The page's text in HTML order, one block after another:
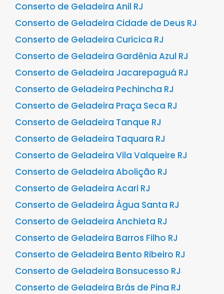
Conserto de Geladeira Anil RJ
Conserto de Geladeira Cidade de Deus RJ
Conserto de Geladeira Curicica RJ
Conserto de Geladeira Gardênia Azul RJ
Conserto de Geladeira Jacarepaguá RJ
Conserto de Geladeira Pechincha RJ
Conserto de Geladeira Praça Seca RJ
Conserto de Geladeira Tanque RJ
Conserto de Geladeira Taquara RJ
Conserto de Geladeira Vila Valqueire RJ
Conserto de Geladeira Abolição RJ
Conserto de Geladeira Acari RJ
Conserto de Geladeira Água Santa RJ
Conserto de Geladeira Anchieta RJ
Conserto de Geladeira Barros Filho RJ
Conserto de Geladeira Bento Ribeiro RJ
Conserto de Geladeira Bonsucesso RJ
Conserto de Geladeira Brás de Pina RJ